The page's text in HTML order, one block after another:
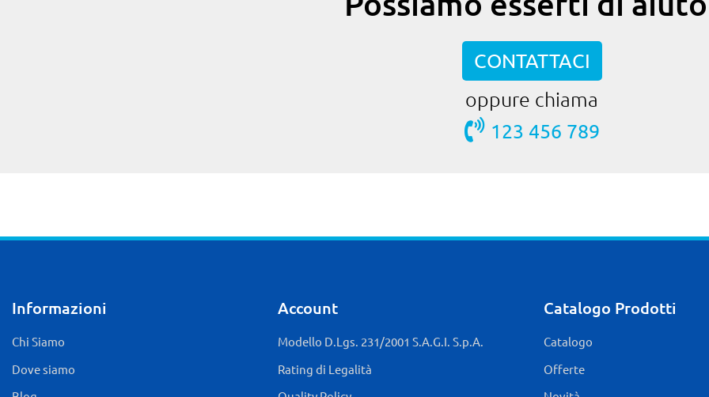
CONTATTACI
oppure chiama
123 456 789
Informazioni
Chi Siamo
Dove siamo
Account
Modello D.Lgs. 231/2001 S.A.G.I. S.p.A.
Rating di Legalità
Catalogo Prodotti
Catalogo
Offerte